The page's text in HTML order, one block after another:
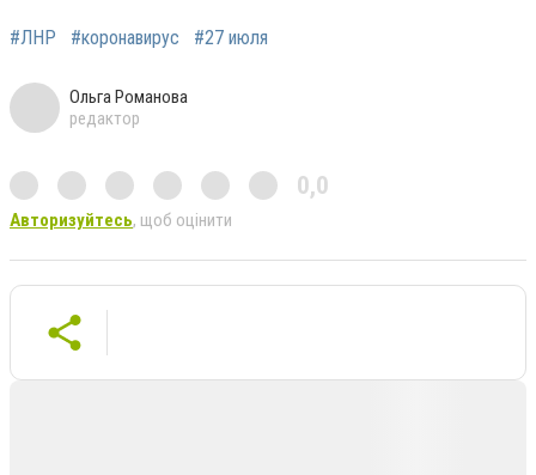
#ЛНР #коронавирус #27 июля
Ольга Романова
редактор
0,0
Авторизуйтесь, щоб оцінити